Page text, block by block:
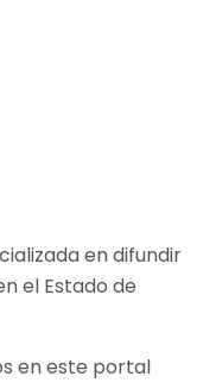
en difundir
el Estado de
en este portal